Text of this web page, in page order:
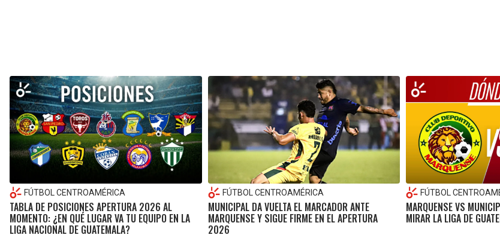
FÚTBOL CENTROAMÉRICA
TABLA DE POSICIONES APERTURA 2026 AL
MOMENTO: ¿EN QUÉ LUGAR VA TU EQUIPO EN LA
LIGA NACIONAL DE GUATEMALA?
FÚTBOL CENTROAMÉRICA
MUNICIPAL DA VUELTA EL MARCADOR ANTE
MARQUENSE Y SIGUE FIRME EN EL APERTURA
2026
FÚTBOL
MARQUENSE VS
MIRAR LA LIGA DE